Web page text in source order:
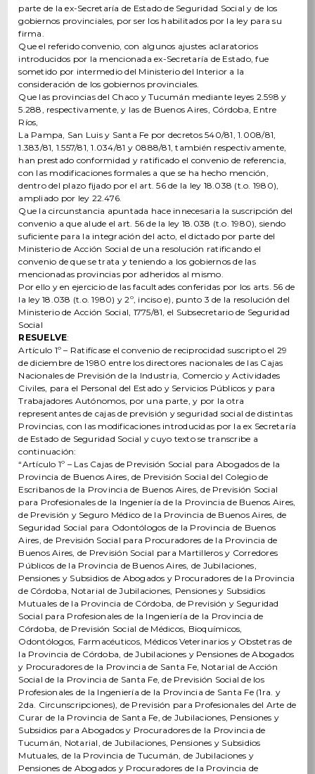
parte de la ex-Secretaría de Estado de Seguridad Social y de los
gobiernos provinciales, por ser los habilitados por la ley para su
firma.
Que el referido convenio, con algunos ajustes aclaratorios
introducidos por la mencionada ex-Secretaría de Estado, fue
sometido por intermedio del Ministerio del Interior a la
consideración de los gobiernos provinciales.
Que las provincias del Chaco y Tucumán mediante leyes 2.598 y
5.288, respectivamente, y las de Buenos Aires, Córdoba, Entre
Ríos,
La Pampa, San Luis y Santa Fe por decretos 540/81, 1.008/81,
1.383/81, 1.557/81, 1.034/81 y 0888/81, también respectivamente,
han prestado conformidad y ratificado el convenio de referencia,
con las modificaciones formales a que se ha hecho mención,
dentro del plazo fijado por el art. 56 de la ley 18.038 (t.o. 1980),
ampliado por ley 22.476.
Que la circunstancia apuntada hace innecesaria la suscripción del
convenio a que alude el art. 56 de la ley 18.038 (t.o. 1980), siendo
suficiente para la integración del acto, el dictado por parte del
Ministerio de Acción Social de una resolución ratificando el
convenio de que se trata y teniendo a los gobiernos de las
mencionadas provincias por adheridos al mismo.
Por ello y en ejercicio de las facultades conferidas por los arts. 56 de
la ley 18.038 (t.o. 1980) y 2º, inciso e), punto 3 de la resolución del
Ministerio de Acción Social, 1775/81, el Subsecretario de Seguridad
Social
RESUELVE:
Artículo 1º – Ratifícase el convenio de reciprocidad suscripto el 29
de diciembre de 1980 entre los directores nacionales de las Cajas
Nacionales de Previsión de la Industria, Comercio y Actividades
Civiles, para el Personal del Estado y Servicios Públicos y para
Trabajadores Autónomos, por una parte, y por la otra
representantes de cajas de previsión y seguridad social de distintas
Provincias, con las modificaciones introducidas por la ex Secretaría
de Estado de Seguridad Social y cuyo texto se transcribe a
continuación:
“Artículo 1º – Las Cajas de Previsión Social para Abogados de la
Provincia de Buenos Aires, de Previsión Social del Colegio de
Escribanos de la Provincia de Buenos Aires, de Previsión Social
para Profesionales de la Ingeniería de la Provincia de Buenos Aires,
de Previsión y Seguro Médico de la Provincia de Buenos Aires, de
Seguridad Social para Odontólogos de la Provincia de Buenos
Aires, de Previsión Social para Procuradores de la Provincia de
Buenos Aires, de Previsión Social para Martilleros y Corredores
Públicos de la Provincia de Buenos Aires, de Jubilaciones,
Pensiones y Subsidios de Abogados y Procuradores de la Provincia
de Córdoba, Notarial de Jubilaciones, Pensiones y Subsidios
Mutuales de la Provincia de Córdoba, de Previsión y Seguridad
Social para Profesionales de la Ingeniería de la Provincia de
Córdoba, de Previsión Social de Médicos, Bioquímicos,
Odontólogos, Farmacéuticos, Médicos Veterinarios y Obstetras de
la Provincia de Córdoba, de Jubilaciones y Pensiones de Abogados
y Procuradores de la Provincia de Santa Fe, Notarial de Acción
Social de la Provincia de Santa Fe, de Previsión Social de los
Profesionales de la Ingeniería de la Provincia de Santa Fe (1ra. y
2da. Circunscripciones), de Previsión para Profesionales del Arte de
Curar de la Provincia de Santa Fe, de Jubilaciones, Pensiones y
Subsidios para Abogados y Procuradores de la Provincia de
Tucumán, Notarial, de Jubilaciones, Pensiones y Subsidios
Mutuales, de la Provincia de Tucumán, de Jubilaciones y
Pensiones de Abogados y Procuradores de la Provincia de